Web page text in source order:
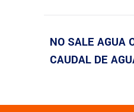
NO SALE AGUA
CAUDAL DE